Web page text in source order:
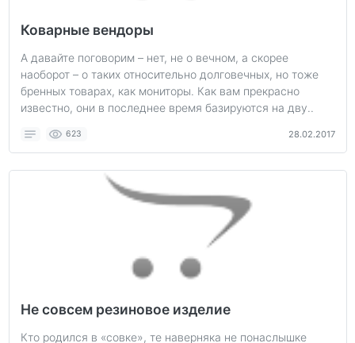
Коварные вендоры
А давайте поговорим – нет, не о вечном, а скорее
наоборот – о таких относительно долговечных, но тоже
бренных товарах, как мониторы. Как вам прекрасно
известно, они в последнее время базируются на дву..
623 28.02.2017
Не совсем резиновое изделие
Кто родился в «совке», те наверняка не понаслышке